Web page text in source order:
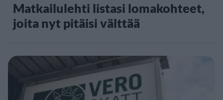
Matkailulehti listasi lomakohteet,
joita nyt pitäisi välttää